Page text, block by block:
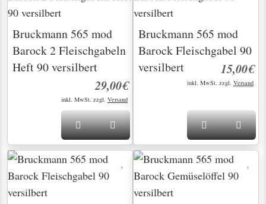
Bruckmann 565 mod
Barock 2 Fleischgabeln
Heft 90 versilbert
29,00€
inkl. MwSt. zzgl. Versand
Bruckmann 565 mod
Barock Fleischgabel 90
versilbert
15,00€
inkl. MwSt. zzgl. Versand